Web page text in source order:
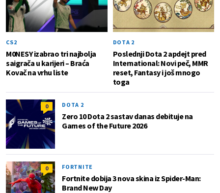
CS2
M0NESY izabrao tri najbolja
saigrača u karijeri – Braća
Kovač na vrhu liste
DOTA 2
Poslednji Dota 2 apdejt pred
International: Novi peč, MMR
reset, Fantasy i još mnogo
toga
0 DOTA 2
Zero 10 Dota 2 sastav danas debituje na
Games of the Future 2026
0 FORTNITE
Fortnite dobija 3 nova skina iz Spider-Man:
Brand New Day